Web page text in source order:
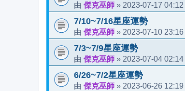
由 傑克巫師 » 2023-07-17 04:12
7/10~7/16星座運勢
由 傑克巫師 » 2023-07-10 23:16
7/3~7/9星座運勢
由 傑克巫師 » 2023-07-04 02:14
6/26~7/2星座運勢
由 傑克巫師 » 2023-06-26 12:19